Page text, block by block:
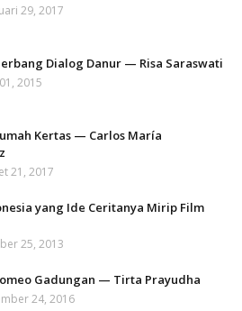
29, 2017
Dialog Danur — Risa Saraswati
2015
Kertas — Carlos María
21, 2017
yang Ide Ceritanya Mirip Film
25, 2013
Gadungan — Tirta Prayudha
24, 2016